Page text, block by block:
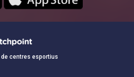
centres esportius